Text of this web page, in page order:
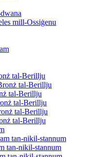
mill-Ossiġenu
tal-Berillju
tal-Berillju
tal-Berillju
tal-Berillju
tal-Berillju
tal-Berillju
tan-nikil-stannum
tan-nikil-stannum